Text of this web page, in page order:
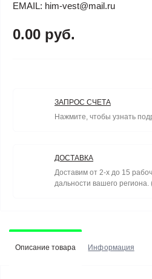
EMAIL: him-vest@mail.ru
0.00 руб.
ЗАПРОС СЧЕТА
Нажмите, чтобы узнать
ДОСТАВКА
Доставим от 2-х до 15
дальности вашего
Описание товара Информация